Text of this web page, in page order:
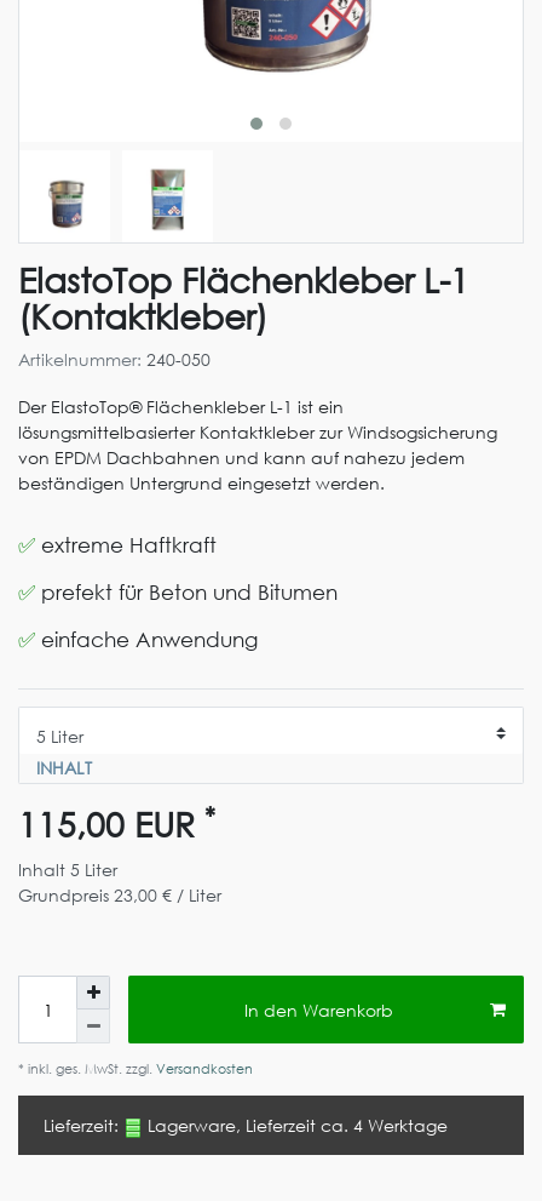
ElastoTop Flächenkleber L-1
(Kontaktkleber)
Artikelnummer: 240-050
Der ElastoTop® Flächenkleber L-1 ist ein
lösungsmittelbasierter Kontaktkleber zur Windsogsicherung
von EPDM Dachbahnen und kann auf nahezu jedem
beständigen Untergrund eingesetzt werden.
✅ extreme Haftkraft
✅ prefekt für Beton und Bitumen
✅ einfache Anwendung
INHALT
115,00 EUR *
Inhalt 5 Liter
Grundpreis 23,00 € / Liter
In den Warenkorb
* inkl. ges. MwSt. zzgl. Versandkosten
Lieferzeit: Lagerware, Lieferzeit ca. 4 Werktage